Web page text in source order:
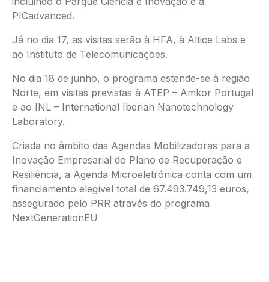
PICadvanced.
Já no dia 17, as visitas serão à HFA, à Altice Labs e
ao Instituto de Telecomunicações.
No dia 18 de junho, o programa estende-se à região
Norte, em visitas previstas à ATEP – Amkor Portugal
e ao INL – International Iberian Nanotechnology
Laboratory.
Criada no âmbito das Agendas Mobilizadoras para a
Inovação Empresarial do Plano de Recuperação e
Resiliência, a Agenda Microeletrónica conta com um
financiamento elegível total de 67.493.749,13 euros,
assegurado pelo PRR através do programa
NextGenerationEU